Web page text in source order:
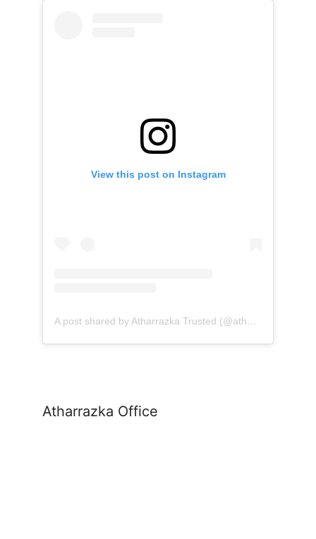
View this post on Instagram
A post shared by Atharrazka Trusted (@atharrazka.agency)
Atharrazka Office